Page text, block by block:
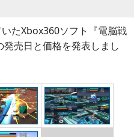
たXbox360ソフト『電脳戦
売日と価格を発表しまし